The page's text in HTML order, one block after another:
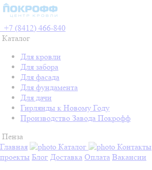
+7 (8412) 466-840
Каталог
Для кровли
Для забора
Для фасада
Для фундамента
Для дачи
Гирлянды к Новому Году
Производство Завода Покрофф
Пенза
Главная
Каталог Контакты
проекты Блог Доставка Оплата Вакансии